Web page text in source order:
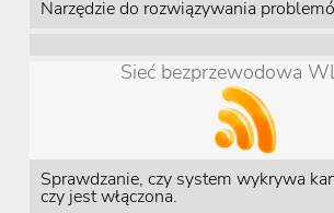
Narzędzie do rozwiązywania
Sieć bezprzewodowa
Sprawdzanie, czy system wykrywa
czy jest włączona.